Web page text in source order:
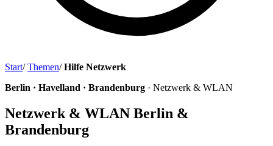
Start/ Themen/ Hilfe Netzwerk
Berlin · Havelland · Brandenburg · Netzwerk & WLAN
Netzwerk & WLAN Berlin &
Brandenburg